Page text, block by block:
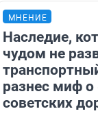
МНЕНИЕ
Наследие,
чудом не
транспортный
разнес миф о
советских